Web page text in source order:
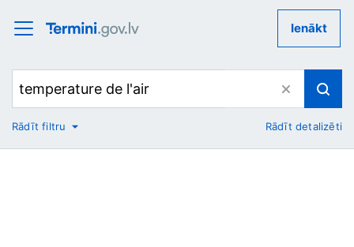
Ienākt
No
Rādīt filtru Rādīt detalizēti